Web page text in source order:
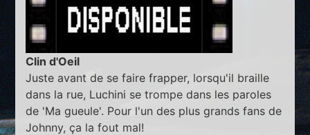
Clin d'Oeil
Juste avant de se faire frapper, lorsqu'il braille
dans la rue, Luchini se trompe dans les paroles
de 'Ma gueule'. Pour l'un des plus grands fans de
Johnny, ça la fout mal!